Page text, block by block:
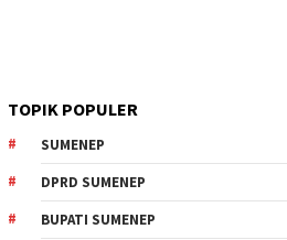
TOPIK POPULER
SUMENEP
DPRD SUMENEP
BUPATI SUMENEP